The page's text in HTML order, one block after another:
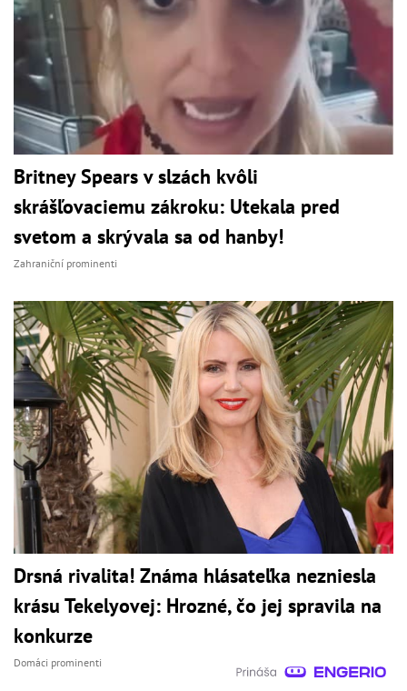
Britney Spears v slzách kvôli
skrášľovaciemu zákroku: Utekala pred
svetom a skrývala sa od hanby!
Zahraniční prominenti
Drsná rivalita! Známa hlásateľka nezniesla
krásu Tekelyovej: Hrozné, čo jej spravila na
konkurze
Domáci prominenti